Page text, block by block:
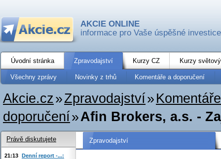
AKCIE ONLINE
informace pro Vaše úspěšné investice
Úvodní stránka Zpravodajství Kurzy CZ Kurzy
Všechny zprávy Novinky z trhů Komentáře a doporučení
Akcie.cz»Zpravodajství»
doporučení»Afin Brokers, a.s. -
Zpravodajství
Právě diskutujete
21:13 Denní report -...: